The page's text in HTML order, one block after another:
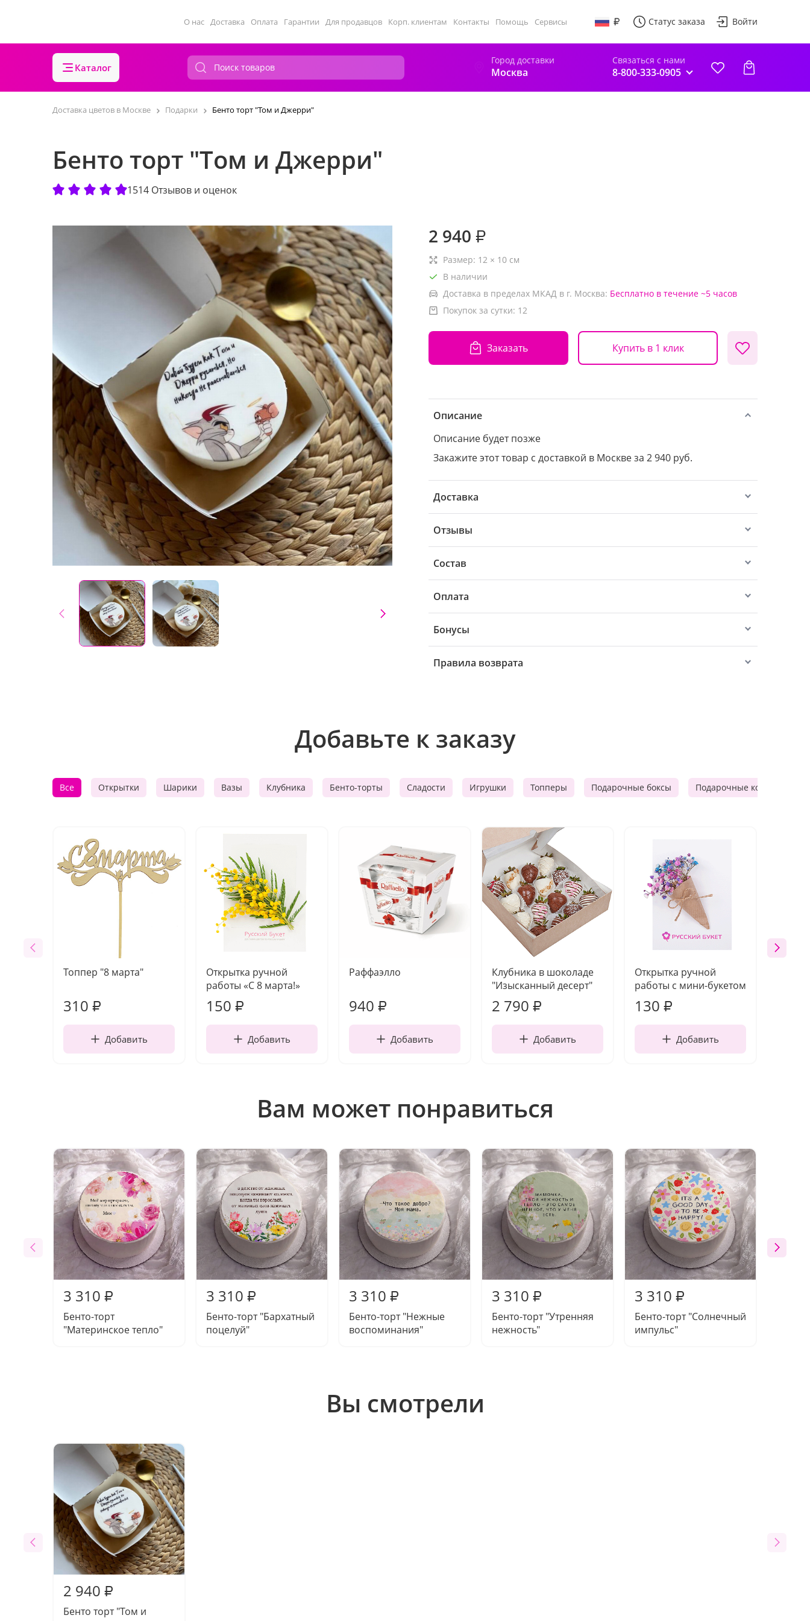
О нас Доставка Оплата Гарантии Для продавцов Корп. клиентам Контакты Помощь Сервисы Статус заказа Войти
Каталог
Город доставки
Москва
Связаться с нами
8-800-333-0905
Доставка цветов в Москве Подарки Бенто торт "Том и Джерри"
Бенто торт "Том и Джерри"
1514 Отзывов и оценок
2 940 ₽
Размер: 12 × 10 см
В наличии
Доставка в пределах МКАД в г. Москва: Бесплатно в течение ~5 часов
Покупок за сутки: 12
Заказать Купить в 1 клик
Описание
Описание будет позже
Закажите этот товар с доставкой в Москве за 2 940 руб.
Доставка
Отзывы
Состав
Оплата
Бонусы
Правила возврата
Добавьте к заказу
Все Открытки Шарики Вазы Клубника Бенто-торты Сладости Игрушки Топперы Подарочные боксы Подарочные корзины
Топпер "8 марта"
310 ₽
Добавить
Открытка ручной
работы «С 8 марта!»
150 ₽
Добавить
Раффаэлло
940 ₽
Добавить
Клубника в шоколаде
"Изысканный десерт"
2 790 ₽
Добавить
Открытка ручной
работы с мини-букетом
130 ₽
Добавить
Вам может понравиться
3 310 ₽
Бенто-торт
"Материнское тепло"
3 310 ₽
Бенто-торт "Бархатный
поцелуй"
3 310 ₽
Бенто-торт "Нежные
воспоминания"
3 310 ₽
Бенто-торт "Утренняя
нежность"
3 310 ₽
Бенто-торт "Солнечный
импульс"
Вы смотрели
2 940 ₽
Бенто торт "Том и